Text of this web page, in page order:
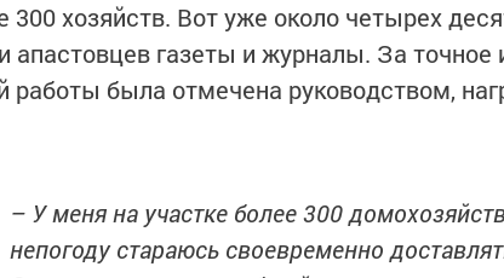
300 хозяйств. Вот уже около четырех
апастовцев газеты и журналы. За точное
работы была отмечена руководством,
– У меня на участке более 300
непогоду стараюсь своевременно